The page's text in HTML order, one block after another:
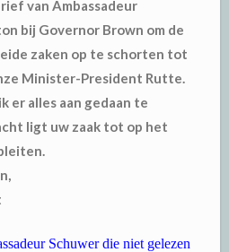
van Ambassadeur
bij Governor Brown om de
zaken op te schorten tot
Minister-President Rutte.
er alles aan gedaan te
ligt uw zaak tot op het
Schuwer die niet gelezen